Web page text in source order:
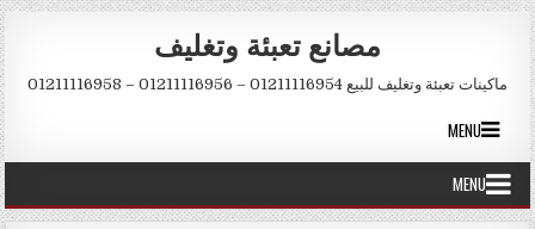
Skip to content
مصانع تعبئة وتغليف
ماكينات تعبئة وتغليف للبيع 01211116954 – 01211116956 – 01211116958
MENU
MENU